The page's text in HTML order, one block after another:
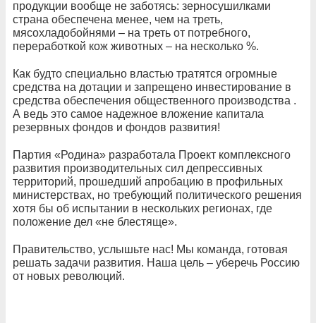
продукции вообще не заботясь: зерносушилками
страна обеспечена менее, чем на треть,
мясохладобойнями – на треть от потребного,
переработкой кож животных – на несколько %.
Как будто специально властью тратятся огромные
средства на дотации и запрещено инвестирование в
средства обеспечения общественного производства .
А ведь это самое надежное вложение капитала
резервных фондов и фондов развития!
Партия «Родина» разработала Проект комплексного
развития производительных сил депрессивных
территорий, прошедший апробацию в профильных
министерствах, но требующий политического решения
хотя бы об испытании в нескольких регионах, где
положение дел «не блестяще».
Правительство, услышьте нас! Мы команда, готовая
решать задачи развития. Наша цель – уберечь Россию
от новых революций.